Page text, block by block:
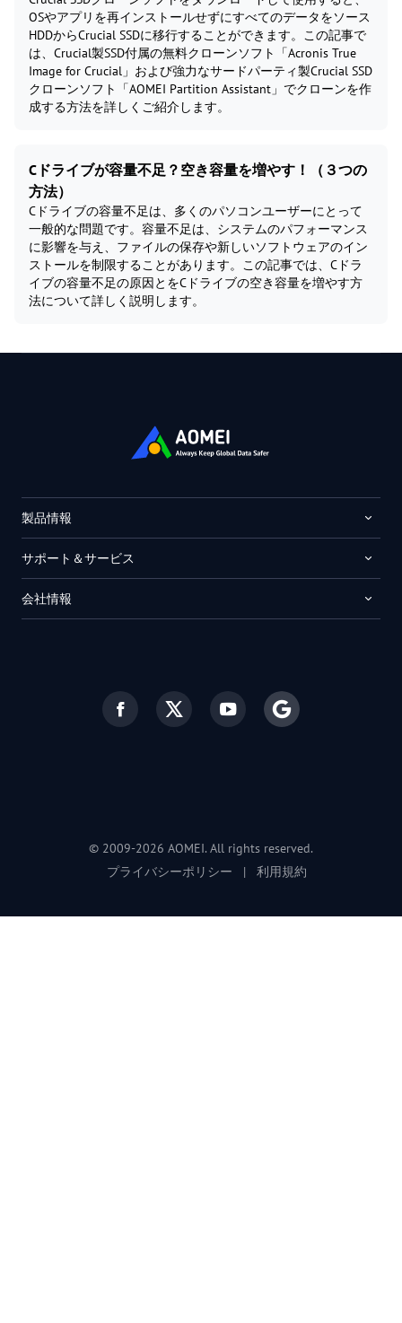
OSやアプリを再インストールせずにすべてのデータをソース
HDDからCrucial SSDに移行することができます。この記事で
は、Crucial製SSD付属の無料クローンソフト「Acronis True
Image for Crucial」および強力なサードパーティ製Crucial SSD
クローンソフト「AOMEI Partition Assistant」でクローンを作
成する方法を詳しくご紹介します。
Cドライブが容量不足？空き容量を増やす！（３つの
方法）
Cドライブの容量不足は、多くのパソコンユーザーにとって
一般的な問題です。容量不足は、システムのパフォーマンス
に影響を与え、ファイルの保存や新しいソフトウェアのイン
ストールを制限することがあります。この記事では、Cドラ
イブの容量不足の原因とをCドライブの空き容量を増やす方
法について詳しく説明します。
製品情報
サポート＆サービス
会社情報
© 2009-2026 AOMEI. All rights reserved.
プライバシーポリシー
| 利用規約